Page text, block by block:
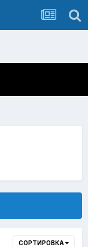
СОРТИРОВКА